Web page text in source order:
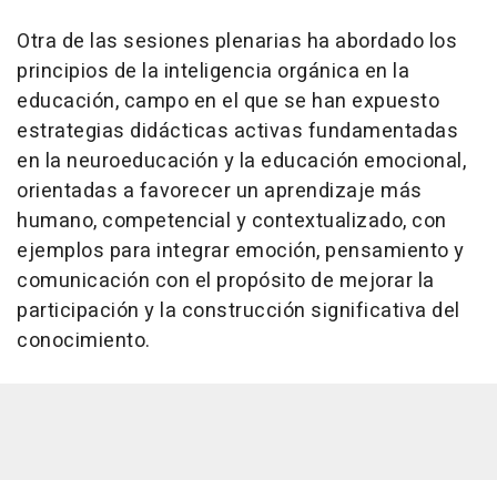
Otra de las sesiones plenarias ha abordado los
principios de la inteligencia orgánica en la
educación, campo en el que se han expuesto
estrategias didácticas activas fundamentadas
en la neuroeducación y la educación emocional,
orientadas a favorecer un aprendizaje más
humano, competencial y contextualizado, con
ejemplos para integrar emoción, pensamiento y
comunicación con el propósito de mejorar la
participación y la construcción significativa del
conocimiento.